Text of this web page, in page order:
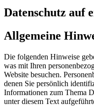
Datenschutz auf
Allgemeine
Die folgenden Hinweise
was mit Ihren
Website besuchen.
denen Sie persönlich
Informationen zum Thema
unter diesem Text